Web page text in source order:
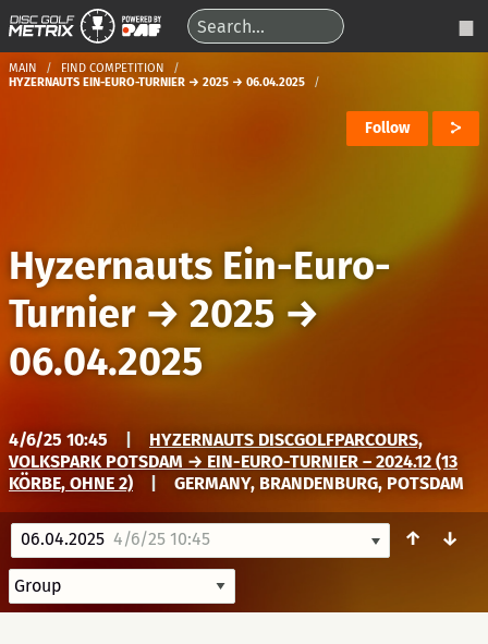
MAIN
FIND COMPETITION
HYZERNAUTS EIN-EURO-TURNIER → 2025 → 06.04.2025
Follow
Hyzernauts Ein-Euro-
Turnier→ 2025 →
06.04.2025
4/6/25 10:45
HYZERNAUTS DISCGOLFPARCOURS,
VOLKSPARK POTSDAM → EIN-EURO-TURNIER – 2024.12 (13
KÖRBE, OHNE 2)
GERMANY, BRANDENBURG, POTSDAM
06.04.2025 4/6/25 10:45 ↑ ↓